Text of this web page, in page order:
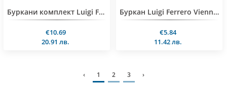
Буркани комплект Luigi Ferrero Vienna FR-4127 700ml 2 броя
€10.69
20.91 лв.
Буркан Luigi Ferrero Vienna FR-4107 700ml
€5.84
11.42 лв.
‹ 1 2 3 ›